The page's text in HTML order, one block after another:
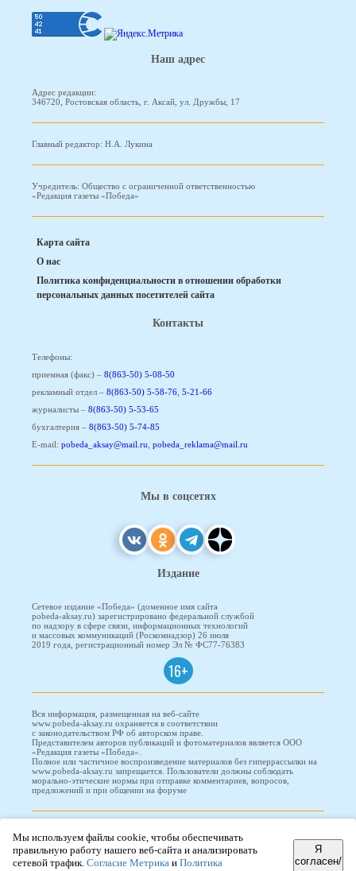
Наш адрес
Адрес редакции:
346720, Ростовская область, г. Аксай, ул. Дружбы, 17
Главный редактор: Н.А. Лукина
Учредитель: Общество с ограниченной ответственностью
«Редакция газеты «Победа»
Карта сайта
О нас
Политика конфиденциальности в отношении обработки
персональных данных посетителей сайта
Контакты
Телефоны:
приемная (факс) – 8(863-50) 5-08-50
рекламный отдел – 8(863-50) 5-58-76 5-21-66
журналисты – 8(863-50) 5-53-65
бухгалтерия – 8(863-50) 5-74-85
E-mail: pobeda_aksay@mail.ru pobeda_reklama@mail.ru
Мы в соцсетях
Издание
Сетевое издание «Победа» (доменное имя сайта
pobeda-aksay.ru) зарегистрировано федеральной службой
по надзору в сфере связи, информационных технологий
и массовых коммуникаций (Роскомнадзор) 26 июля
2019 года, регистрационный номер Эл № ФС77-76383
16+
Вся информация, размещенная на веб-сайте
www.pobeda-aksay.ru охраняется в соответствии
с законодательством РФ об авторском праве.
Представителем авторов публикаций и фотоматериалов является ООО
«Редакция газеты «Победа».
Полное или частичное воспроизведение материалов без гиперрассылки на
www.pobeda-aksay.ru запрещается. Пользователи должны соблюдать
морально-этические нормы при отправке комментариев, вопросов,
предложений и при общении на форуме
Мы используем файлы cookie, чтобы обеспечивать
правильную работу нашего веб-сайта и анализировать
сетевой трафик. Согласие Метрика и Политика
Я
согласен/